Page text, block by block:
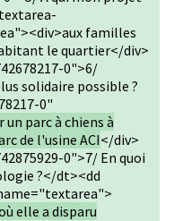
familles
le quartier</div>
0">6/
solidaire possible ?
0"
un parc à chiens à
de l'usine ACI</div>
0">7/ En quoi
?</dt><dd
elle a disparu